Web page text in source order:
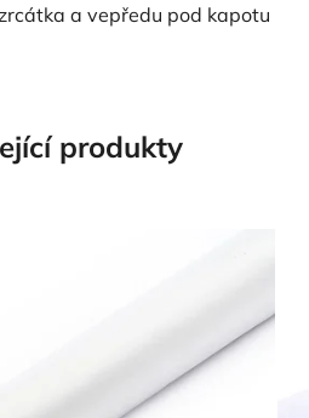
a vepředu pod kapotu
produkty